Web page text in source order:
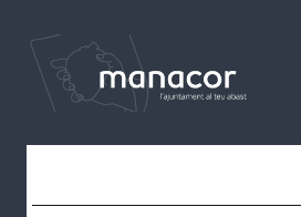
contingut